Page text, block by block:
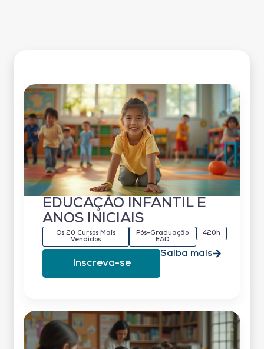
EDUCAÇÃO INFANTIL E
ANOS INICIAIS
Os 20 Cursos Mais
Vendidos
Pós-Graduação
EAD
420h
Inscreva-se
Saiba mais